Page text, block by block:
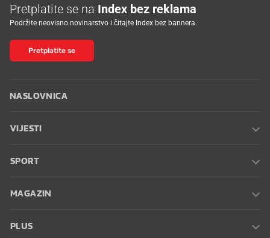
Pretplatite se na Index bez reklama
Podržite neovisno novinarstvo i čitajte Index bez bannera.
Pretplatite se
NASLOVNICA
VIJESTI
SPORT
MAGAZIN
PLUS